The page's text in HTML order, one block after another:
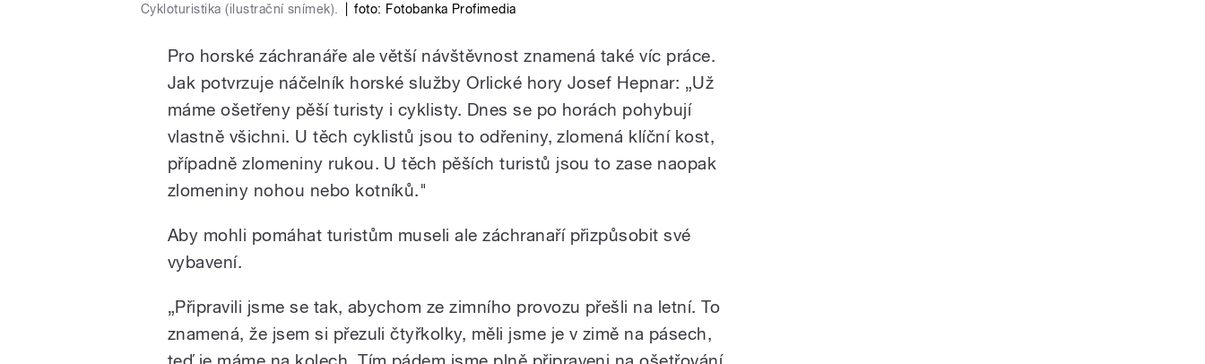
Cykloturistika (ilustrační snímek). foto: Fotobanka Profimedia
Pro horské záchranáře ale větší návštěvnost znamená také víc práce.
Jak potvrzuje náčelník horské služby Orlické hory Josef Hepnar: „Už
máme ošetřeny pěší turisty i cyklisty. Dnes se po horách pohybují
vlastně všichni. U těch cyklistů jsou to odřeniny, zlomená klíční kost,
případně zlomeniny rukou. U těch pěších turistů jsou to zase naopak
zlomeniny nohou nebo kotníků."
Aby mohli pomáhat turistům museli ale záchranaří přizpůsobit své
vybavení.
„Připravili jsme se tak, abychom ze zimního provozu přešli na letní. To
znamená, že jsem si přezuli čtyřkolky, měli jsme je v zimě na pásech,
teď je máme na kolech. Tím pádem jsme plně připraveni na ošetřování